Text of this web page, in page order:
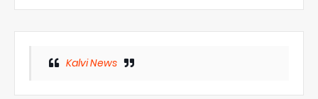
Kalvi News